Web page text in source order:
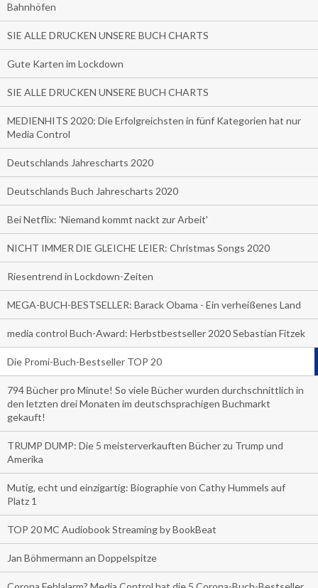
Bahnhöfen
SIE ALLE DRUCKEN UNSERE BUCH CHARTS
Gute Karten im Lockdown
SIE ALLE DRUCKEN UNSERE BUCH CHARTS
MEDIENHITS 2020: Die Erfolgreichsten in fünf Kategorien hat nur
Media Control
Deutschlands Jahrescharts 2020
Deutschlands Buch Jahrescharts 2020
Bei Netflix: 'Niemand kommt nackt zur Arbeit'
NICHT IMMER DIE GLEICHE LEIER: Christmas Songs 2020
Riesentrend in Lockdown-Zeiten
MEGA-BUCH-BESTSELLER: Barack Obama - Ein verheißenes Land
media control Buch-Award: Herbstbestseller 2020 Sebastian Fitzek
Die Promi-Buch-Bestseller TOP 20
794 Bücher pro Minute! So viele Bücher wurden durchschnittlich in
den letzten drei Monaten im deutschsprachigen Buchmarkt
gekauft!
TRUMP DUMP: Die 5 meisterverkauften Bücher zu Trump und
Amerika
Mutig, echt und einzigartig: Biographie von Cathy Hummels auf
Platz 1
TOP 20 MC Audiobook Streaming by BookBeat
Jan Böhmermann an Doppelspitze